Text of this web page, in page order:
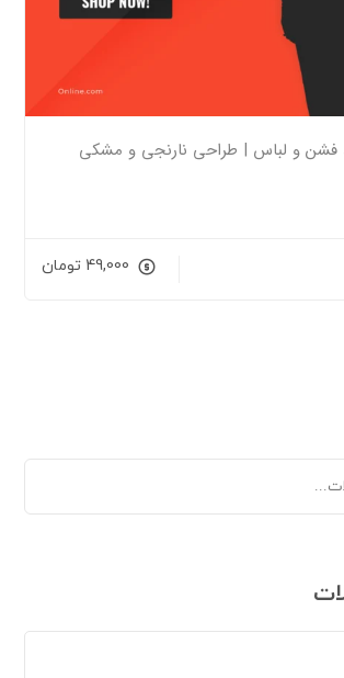
فشن و لباس | طراحی نارنجی و مشکی
49,000 تومان